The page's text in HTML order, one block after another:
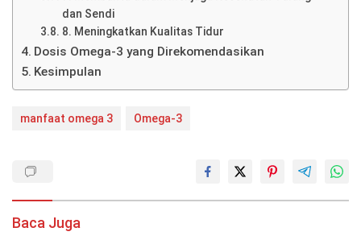
dan Sendi
8. Meningkatkan Kualitas Tidur
Dosis Omega-3 yang Direkomendasikan
Kesimpulan
manfaat omega 3 Omega-3
Baca Juga